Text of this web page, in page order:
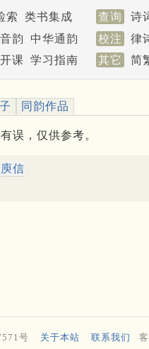
索 类书集成 查询 诗
韵 中华通韵 校注 律
课 学习指南 其它 简
同韵作品
误，仅供参考。
庾信
号 关于本站 联系我们